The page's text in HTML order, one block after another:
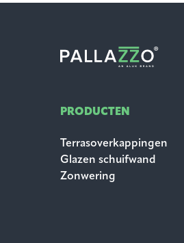
PRODUCTEN
Terrasoverkappingen
Glazen schuifwand
Zonwering